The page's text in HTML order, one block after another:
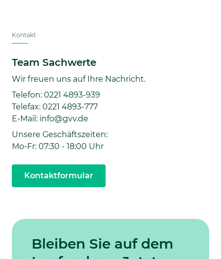
Kontakt
Team Sachwerte
Wir freuen uns auf Ihre Nachricht.
Telefon: 0221 4893-939
Telefax: 0221 4893-777
E-Mail: info@gvv.de
Unsere Geschäftszeiten:
Mo-Fr: 07:30 - 18:00 Uhr
Kontaktformular
Bleiben Sie auf dem